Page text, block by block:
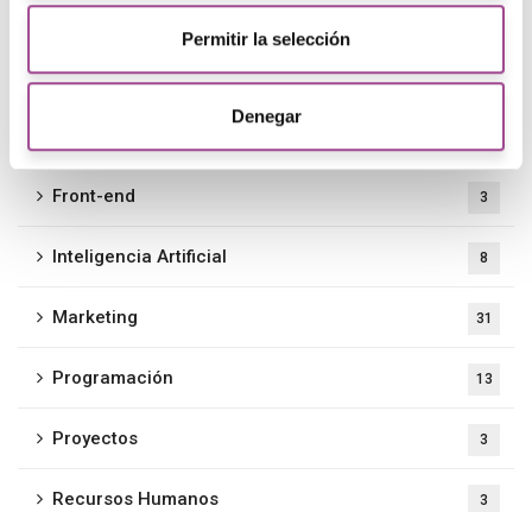
Permitir la selección
Denegar
Empresa
Evento 1
Front-end 3
Inteligencia Artificial 8
Marketing 31
Programación 13
Proyectos 3
Recursos Humanos 3